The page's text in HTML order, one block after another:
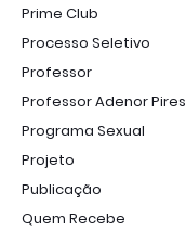
Prime Club
Processo Seletivo
Professor
Professor Adenor Pires
Programa Sexual
Projeto
Publicação
Quem Recebe